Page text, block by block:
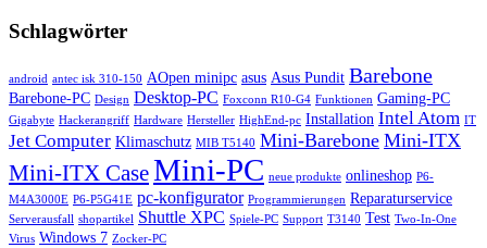
Schlagwörter
android antec isk 310-150 AOpen minipc asus Asus Pundit Barebone
Barebone-PC Design Desktop-PC Foxconn R10-G4 Funktionen Gaming-PC
Gigabyte Hackerangriff Hardware Hersteller HighEnd-pc Installation Intel Atom IT
Jet Computer Klimaschutz MIB T5140 Mini-Barebone Mini-ITX
Mini-ITX CaseMini-PC neue produkte onlineshop P6-
M4A3000E P6-P5G41E pc-konfigurator Programmierungen Reparaturservice
Serverausfall shopartikel Shuttle XPC Spiele-PC Support T3140 Test Two-In-One
Virus Windows 7 Zocker-PC